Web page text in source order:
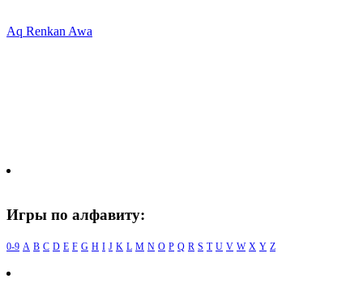
Aq Renkan Awa
Игры по алфавиту:
0-9 A B C D E F G H I J K L M N O P Q R S T U V W X Y Z